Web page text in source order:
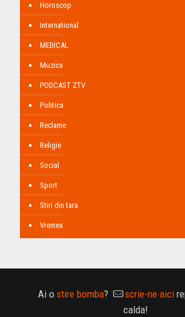
Horoscop
International
MEDICAL
Muzica
PODCAST ZTV
Politica
Reclame
Religie
Social
Sport
Stiri din tara
Vremea
Ai o stire bomba? scrie-ne aici
calda!